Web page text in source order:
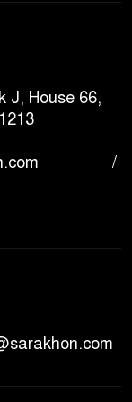
আহত
বক্তব্য নিয়ে
আয়োজন
J, House 66,
/